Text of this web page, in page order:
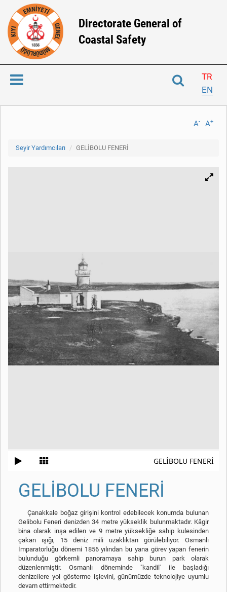
Directorate General of
Coastal Safety
TR
EN
A+
A-
Seyir Yardımcıları GELİBOLU FENERİ
GELİBOLU FENERİ
GELİBOLU FENERİ
Çanakkale boğaz girişini kontrol edebilecek konumda bulunan
Gelibolu Feneri denizden 34 metre yükseklik bulunmaktadır. Kâgir
bina olarak inşa edilen ve 9 metre yüksekliğe sahip kulesinden
çakan ışığı, 15 deniz mili uzaklıktan görülebiliyor. Osmanlı
İmparatorluğu dönemi 1856 yılından bu yana görev yapan fenerin
bulunduğu görkemli panoramaya sahip burun park olarak
düzenlenmiştir.
Osmanlı döneminde "kandil' ile başladığı
denizcilere yol gösterme işlevini, günümüzde teknolojiye uyumlu
devam ettirmektedir.